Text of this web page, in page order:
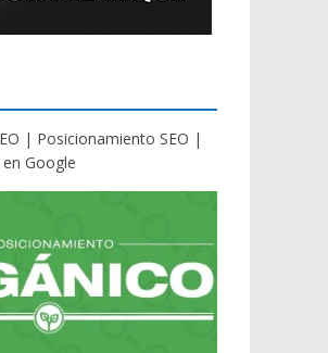
| Posicionamiento SEO |
Google